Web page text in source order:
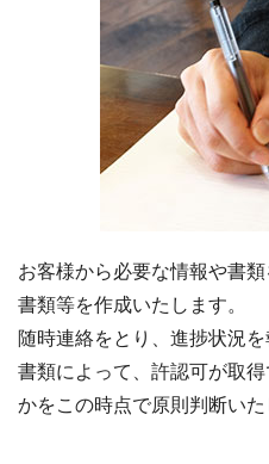
お客様から必要な情報や書
書類等を作成いたします。
随時連絡をとり、進捗状況
書類によって、許認可が取
かをこの時点で原則判断いた